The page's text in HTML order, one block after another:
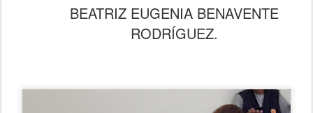
BEATRIZ EUGENIA BENAVENTE
RODRÍGUEZ.